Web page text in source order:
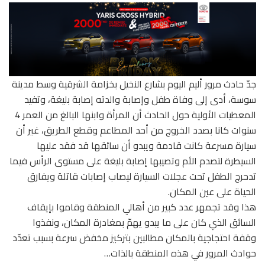
جدّ حادث مرور أليم اليوم بشارع النخيل بخزامة الشرقية وسط مدينة
سوسة، أدى إلى وفاة طفل وإصابة والدته إصابة بليغة، وتفيد
المعطيات الأولية حول الحادث أن المرأة وابنها البالغ من العمر 4
سنوات كانا بصدد الخروج من أحد المطاعم وقطع الطريق، غير أن
سيارة مسرعة كانت قادمة ويبدو أن سائقها قد فقد عليها
السيطرة لتصدم الأم وتصيبها إصابة بليغة على مستوى الرأس فيما
تدحرج الطفل تحت عجلات السيارة ليصاب إصابات قاتلة ويفارق
الحياة على عين المكان.
هذا وقد تجمهر عدد كبير من أهالي المنطقة وقاموا بإيقاف
السائق الذي كان على ما يبدو يهمّ بمغادرة المكان، ونفذوا
وقفة احتجاجية بالمكان مطالبين بتركيز مخفض سرعة بسبب تعدّد
حوادث المرور في هذه المنطقة بالذات…